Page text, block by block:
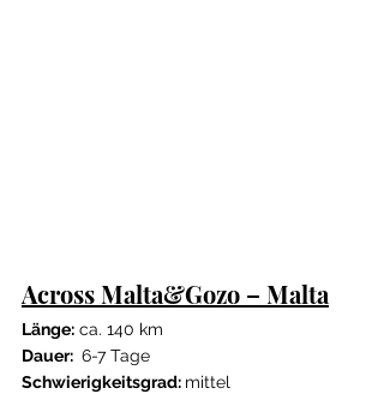
Across Malta&Gozo – Malta
Länge: ca. 140 km
Dauer: 6-7 Tage
Schwierigkeitsgrad: mittel